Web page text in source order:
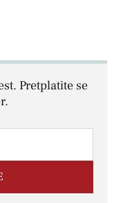
Pretplatite se